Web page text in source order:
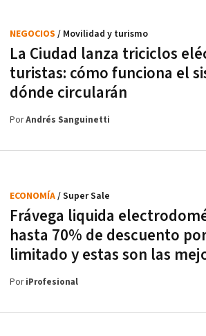
La Ciudad lanza triciclos
turistas: cómo funciona el
dónde circularán
NEGOCIOS / Movilidad y turismo
PorAndrés Sanguinetti
Frávega liquida
hasta 70% de descuento
limitado y estas son las
ECONOMÍA/ Super Sale
PoriProfesional